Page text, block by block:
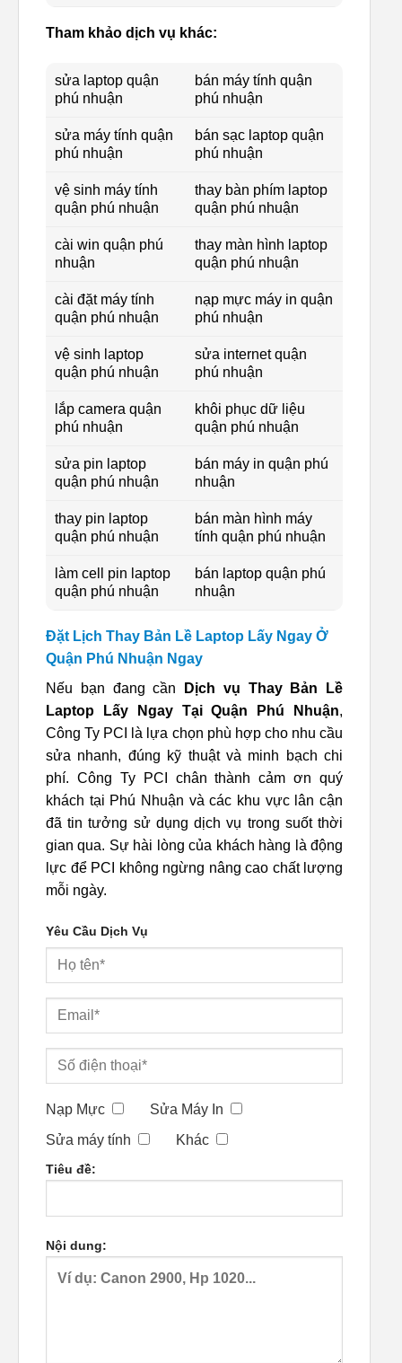
Tham khảo dịch vụ khác:
sửa laptop quận
phú nhuận
bán máy tính quận
phú nhuận
sửa máy tính quận
phú nhuận
bán sạc laptop quận
phú nhuận
vệ sinh máy tính
quận phú nhuận
thay bàn phím laptop
quận phú nhuận
cài win quận phú
nhuận
thay màn hình laptop
quận phú nhuận
cài đặt máy tính
quận phú nhuận
nạp mực máy in quận
phú nhuận
vệ sinh laptop
quận phú nhuận
sửa internet quận
phú nhuận
lắp camera quận
phú nhuận
khôi phục dữ liệu
quận phú nhuận
sửa pin laptop
quận phú nhuận
bán máy in quận phú
nhuận
thay pin laptop
quận phú nhuận
bán màn hình máy
tính quận phú nhuận
làm cell pin laptop
quận phú nhuận
bán laptop quận phú
nhuận
Đặt Lịch Thay Bản Lề Laptop Lấy Ngay Ở
Quận Phú Nhuận Ngay
Nếu bạn đang cần
Dịch vụ Thay Bản Lề
Laptop Lấy Ngay Tại Quận Phú Nhuận,
Công Ty PCI là lựa chọn phù hợp cho nhu cầu
sửa nhanh, đúng kỹ thuật và minh bạch chi
phí. Công Ty PCI chân thành cảm ơn quý
khách tại Phú Nhuận và các khu vực lân cận
đã tin tưởng sử dụng dịch vụ trong suốt thời
gian qua. Sự hài lòng của khách hàng là động
lực để PCI không ngừng nâng cao chất lượng
mỗi ngày.
Yêu Cầu Dịch Vụ
Nạp Mực
Sửa Máy In
Sửa máy tính
Khác
Tiêu đề:
Nội dung: